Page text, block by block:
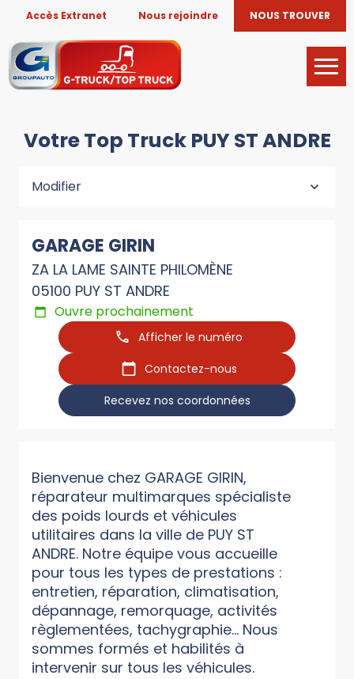
Accès Extranet Nous rejoindre NOUS TROUVER
Votre Top Truck PUY ST ANDRE
Modifier
GARAGE GIRIN
ZA LA LAME SAINTE PHILOMÈNE
05100 PUY ST ANDRE
Ouvre prochainement
Afficher le numéro
Contactez-nous
Recevez nos coordonnées
Bienvenue chez GARAGE GIRIN,
réparateur multimarques spécialiste
des poids lourds et véhicules
utilitaires dans la ville de PUY ST
ANDRE. Notre équipe vous accueille
pour tous les types de prestations :
entretien, réparation, climatisation,
dépannage, remorquage, activités
règlementées, tachygraphie... Nous
sommes formés et habilités à
intervenir sur tous les véhicules.